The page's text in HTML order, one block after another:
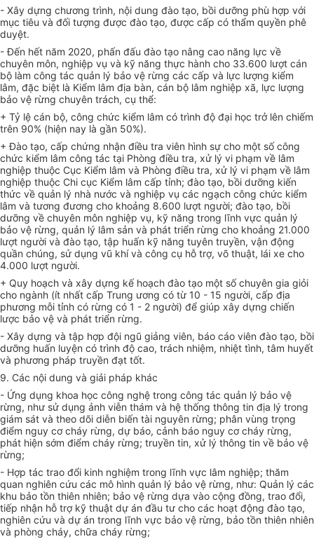
- Xây dựng chương trình, nội dung đào tạo, bồi dưỡng phù hợp với
mục tiêu và đối tượng được đào tạo, được cấp có thẩm quyền phê
duyệt.
- Đến hết năm 2020, phấn đấu đào tạo nâng cao năng lực về
chuyên môn, nghiệp vụ và kỹ năng thực hành cho 33.600 lượt cán
bộ làm công tác quản lý bảo vệ rừng các cấp và lực lượng kiểm
lâm, đặc biệt là Kiểm lâm địa bàn, cán bộ lâm nghiệp xã, lực lượng
bảo vệ rừng chuyên trách, cụ thể:
+ Tỷ lệ cán bộ, công chức kiểm lâm có trình độ đại học trở lên chiếm
trên 90% (hiện nay là gần 50%).
+ Đào tạo, cấp chứng nhận điều tra viên hình sự cho một số công
chức kiểm lâm công tác tại Phòng điều tra, xử lý vi phạm về lâm
nghiệp thuộc Cục Kiểm lâm và Phòng điều tra, xử lý vi phạm về lâm
nghiệp thuộc Chi cục Kiểm lâm cấp tỉnh; đào tạo, bồi dưỡng kiến
thức về quản lý nhà nước và nghiệp vụ các ngạch công chức kiểm
lâm và tương đương cho khoảng 8.600 lượt người; đào tạo, bồi
dưỡng về chuyên môn nghiệp vụ, kỹ năng trong lĩnh vực quản lý
bảo vệ rừng, quản lý lâm sản và phát triển rừng cho khoảng 21.000
lượt người và đào tạo, tập huấn kỹ năng tuyên truyền, vận động
quần chúng, sử dụng vũ khí và công cụ hỗ trợ, võ thuật, lái xe cho
4.000 lượt người.
+ Quy hoạch và xây dựng kế hoạch đào tạo một số chuyên gia giỏi
cho ngành (ít nhất cấp Trung ương có từ 10 - 15 người, cấp địa
phương mỗi tỉnh có rừng có 1 - 2 người) để giúp xây dựng chiến
lược bảo vệ và phát triển rừng.
- Xây dựng và tập hợp đội ngũ giảng viên, báo cáo viên đào tạo, bồi
dưỡng huấn luyện có trình độ cao, trách nhiệm, nhiệt tình, tâm huyết
và phương pháp truyền đạt tốt.
9. Các nội dung và giải pháp khác
- Ứng dụng khoa học công nghệ trong công tác quản lý bảo vệ
rừng, như sử dụng ảnh viễn thám và hệ thống thông tin địa lý trong
giám sát và theo dõi diễn biến tài nguyên rừng; phân vùng trọng
điểm nguy cơ cháy rừng, dự báo, cảnh báo nguy cơ cháy rừng,
phát hiện sớm điểm cháy rừng; truyền tin, xử lý thông tin về bảo vệ
rừng;
- Hợp tác trao đổi kinh nghiệm trong lĩnh vực lâm nghiệp; thăm
quan nghiên cứu các mô hình quản lý bảo vệ rừng, như: Quản lý các
khu bảo tồn thiên nhiên; bảo vệ rừng dựa vào cộng đồng, trao đổi,
tiếp nhận hỗ trợ kỹ thuật dự án đầu tư cho các hoạt động đào tạo,
nghiên cứu và dự án trong lĩnh vực bảo vệ rừng, bảo tồn thiên nhiên
và phòng cháy, chữa cháy rừng;